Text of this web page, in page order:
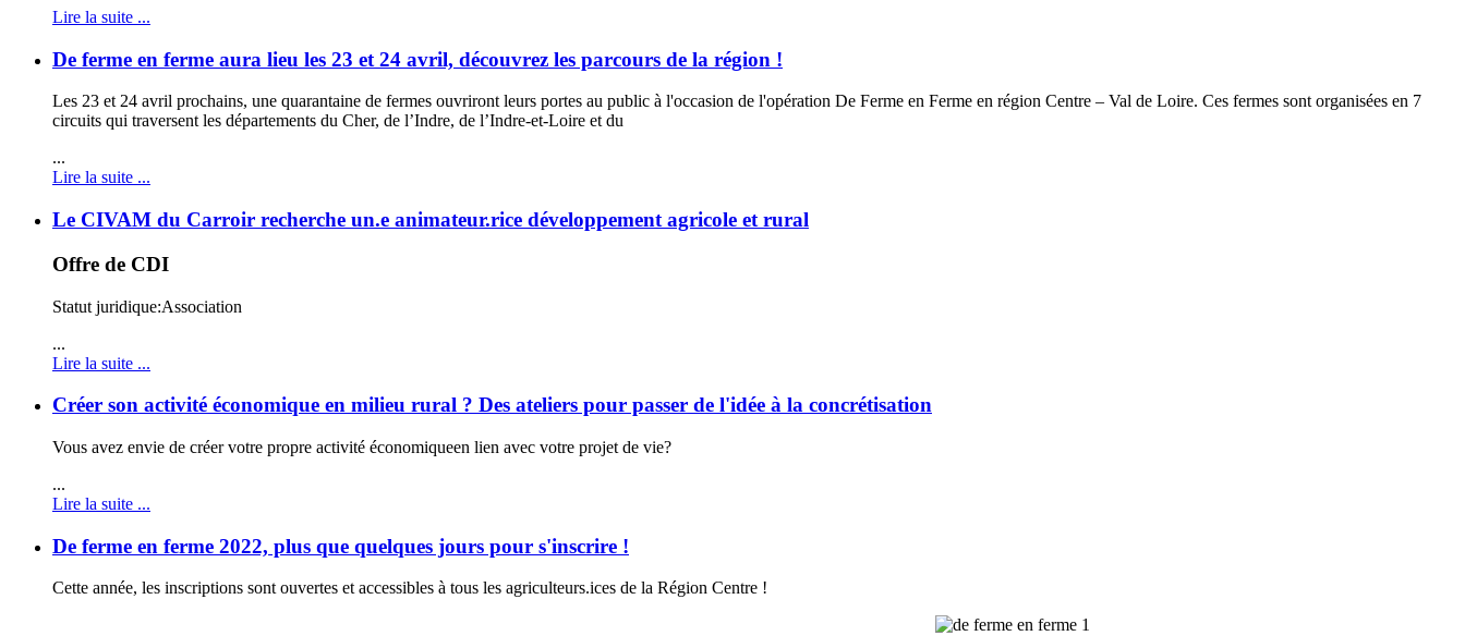
Lire la suite ...
De ferme en ferme aura lieu les 23 et 24 avril, découvrez les parcours de la région !
Les 23 et 24 avril prochains, une quarantaine de fermes ouvriront leurs portes au public à l'occasion de l'opération De Ferme en Ferme en région Centre – Val de Loire. Ces fermes sont organisées en 7
circuits qui traversent les départements du Cher, de l’Indre, de l’Indre-et-Loire et du
...
Lire la suite ...
Le CIVAM du Carroir recherche un.e animateur.rice développement agricole et rural
Offre de CDI
Statut juridique:Association
...
Lire la suite ...
Créer son activité économique en milieu rural ? Des ateliers pour passer de l'idée à la concrétisation
Vous avez envie de créer votre propre activité économiqueen lien avec votre projet de vie?
...
Lire la suite ...
De ferme en ferme 2022, plus que quelques jours pour s'inscrire !
Cette année, les inscriptions sont ouvertes et accessibles à tous les agriculteurs.ices de la Région Centre !